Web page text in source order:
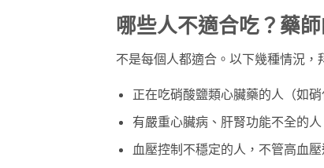
哪些人不適合吃？藥
不是每個人都適合。以下幾種情況，
正在吃硝酸鹽類心臟藥的人（如
有嚴重心臟病、肝腎功能不全的人
血壓控制不穩定的人，不管高血